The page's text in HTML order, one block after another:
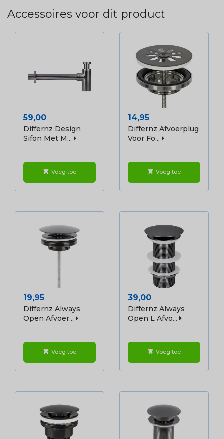
Accessoires voor dit product
Prijs
59,00
Differnz Design
Sifon Met M...
shopping_cart Voeg toe
Prijs
14,95
Differnz Afvoerplug
Voor Fo...
shopping_cart Voeg toe
Prijs
19,95
Differnz Always
Open Afvoer...
shopping_cart Voeg toe
Prijs
39,00
Differnz Always
Open L Afvo...
shopping_cart Voeg toe